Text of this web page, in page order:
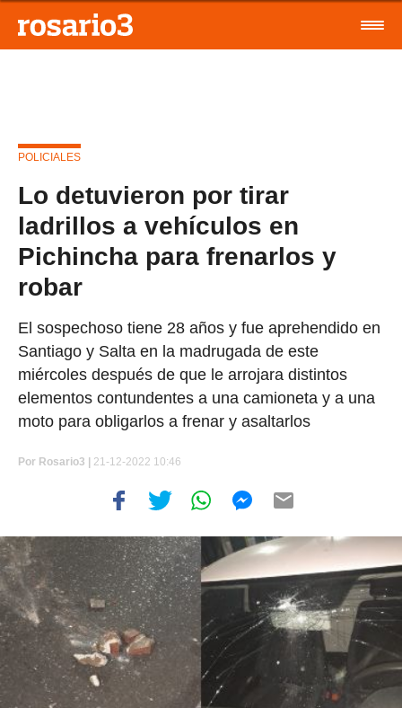
POLICIALES
Lo detuvieron por tirar
ladrillos a vehículos en
Pichincha para frenarlos y
robar
El sospechoso tiene 28 años y fue aprehendido en
Santiago y Salta en la madrugada de este
miércoles después de que le arrojara distintos
elementos contundentes a una camioneta y a una
moto para obligarlos a frenar y asaltarlos
Por Rosario3 | 21-12-2022 10:46